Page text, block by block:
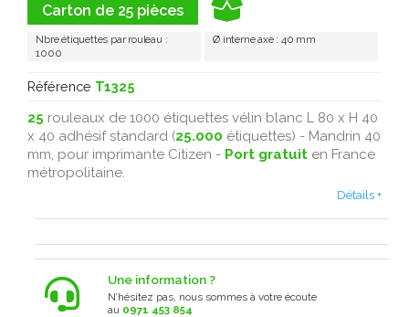
Carton de 25 pièces
Nbre étiquettes par rouleau :
1000
Ø interne axe : 40 mm
Référence T1325
25 rouleaux de 1000 étiquettes vélin blanc L 80 x H 40
x 40 adhésif standard (25.000 étiquettes) - Mandrin 40
mm, pour imprimante Citizen - Port gratuit en France
métropolitaine .
Détails +
Une information ?
N’hésitez pas, nous sommes à votre écoute
au 0971 453 854